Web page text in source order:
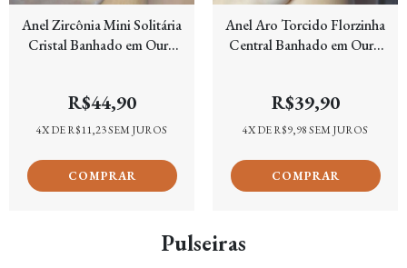
Anel Zircônia Mini Solitária
Cristal Banhado em Ouro
R$44,90
4X DER$11,23SEM JUROS
Anel Aro Torcido Florzinha
Central Banhado em Ouro
R$39,90
4X DER$9,98SEM JUROS
Pulseiras